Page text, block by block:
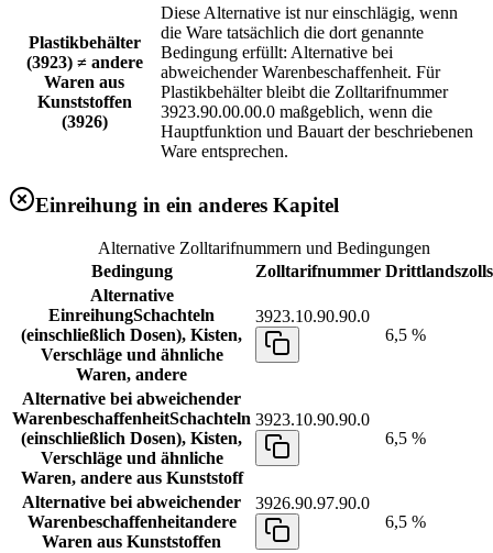
Plastikbehälter
(3923) ≠ andere
Waren aus
Kunststoffen
(3926)
Diese Alternative ist nur einschlägig, wenn
die Ware tatsächlich die dort genannte
Bedingung erfüllt: Alternative bei
abweichender Warenbeschaffenheit. Für
Plastikbehälter bleibt die Zolltarifnummer
3923.90.00.00.0 maßgeblich, wenn die
Hauptfunktion und Bauart der beschriebenen
Ware entsprechen.
Einreihung in ein anderes Kapitel
Alternative Zolltarifnummern und Bedingungen
Bedingung
Zolltarifnummer
Alternative
EinreihungSchachteln
(einschließlich Dosen), Kisten,
Verschläge und ähnliche
Waren, andere
3923.10.90.90.0
6,5 %
Alternative bei abweichender
WarenbeschaffenheitSchachteln
(einschließlich Dosen), Kisten,
Verschläge und ähnliche
Waren, andere aus Kunststoff
3923.10.90.90.0
6,5 %
Alternative bei abweichender
Warenbeschaffenheitandere
Waren aus Kunststoffen
3926.90.97.90.0
6,5 %